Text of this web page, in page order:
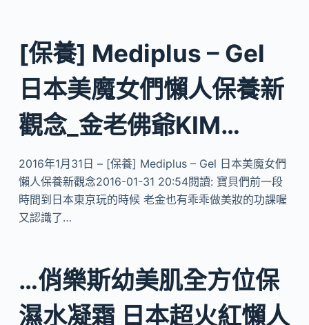
[保養] Mediplus – Gel
日本美魔女們懶人保養新
觀念_金老佛爺KIM…
2016年1月31日 – [保養] Mediplus – Gel 日本美魔女們
懶人保養新觀念2016-01-31 20:54閱讀: 寶貝們前一段
時間到日本東京玩的時候 老金也有乖乖做美妝的功課喔
又認識了…
…俏樂斯幼美肌全方位保
濕水凝霜 日本超火紅懶人